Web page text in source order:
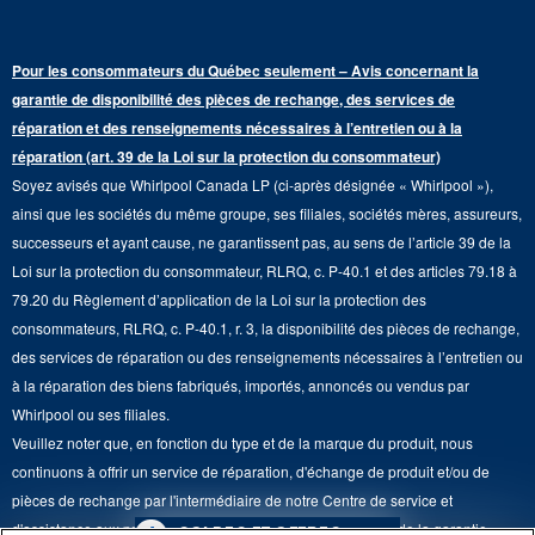
Programmes de service prolongé
Pièces de rechange
Aide sur les produits
Suivre ma commande
Services de livraison et d'installation
Retours et échanges
Accessibilité
Services d'abonnement
Résidents du Québec
Piédestaux de lessive
Qualité Commerciale
Duos de Lessive
Cuisinières
Fours muraux
Hottes
Fours à micro-ondes
Communiquez avec nous
Monsieur Maytag
Carrières
Whirlpool et Corporation
Whirlpool au Canada
Pour les consommateurs du Québec seulement – Avis concernant la
garantie de disponibilité des pièces de rechange, des services de
réparation et des renseignements nécessaires à l’entretien ou à la
réparation (art. 39 de la Loi sur la protection du consommateur)
Soyez avisés que Whirlpool Canada LP (ci-après désignée « Whirlpool »),
ainsi que les sociétés du même groupe, ses filiales, sociétés mères, assureurs,
successeurs et ayant cause, ne garantissent pas, au sens de l’article 39 de la
Loi sur la protection du consommateur, RLRQ, c. P-40.1 et des articles 79.18 à
79.20 du Règlement d’application de la Loi sur la protection des
consommateurs, RLRQ, c. P-40.1, r. 3, la disponibilité des pièces de rechange,
des services de réparation ou des renseignements nécessaires à l’entretien ou
à la réparation des biens fabriqués, importés, annoncés ou vendus par
Whirlpool ou ses filiales.
Veuillez noter que, en fonction du type et de la marque du produit, nous
continuons à offrir un service de réparation, d'échange de produit et/ou de
pièces de rechange par l'intermédiaire de notre Centre de service et
d'assistance aux propriétaires, sous réserve des conditions de la garantie